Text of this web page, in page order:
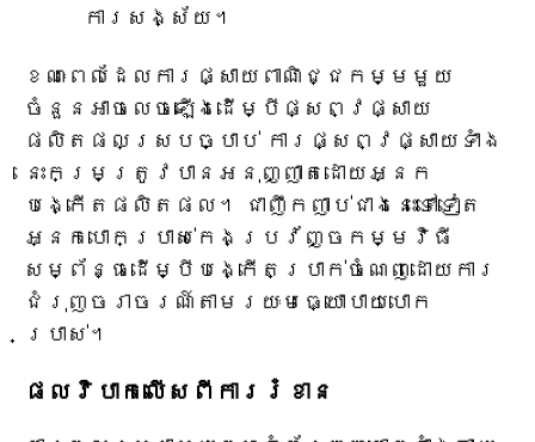
ការសង្ស័យ។
ខណៈពេលដែលការផ្សាយពាណិជ្ជកម្មមួយ
ចំនួនអាចលេចឡើងដើម្បីផ្សព្វផ្សាយ
ផលិតផលស្របច្បាប់ ការផ្សព្វផ្សាយទាំង
នេះកម្រត្រូវបានអនុញ្ញាតដោយអ្នក
បង្កើតផលិតផល។ ជាញឹកញាប់ជាងនេះទៅទៀត
អ្នកបោកប្រាស់កេងប្រវ័ញ្ចកម្មវិធី
សម្ព័ន្ធដើម្បីបង្កើតប្រាក់ចំណេញដោយការ
ជំរុញចរាចរណ៍តាមរយៈមធ្យោបាយបោក
ប្រាស់។
ផលវិបាកលើសពីការរំខាន